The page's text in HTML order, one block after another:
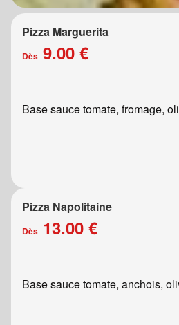
Pizza Marguerita
Dès 9.00 €
Base sauce tomate, fromage,
Pizza Napolitaine
Dès 13.00 €
Base sauce tomate, anchois,